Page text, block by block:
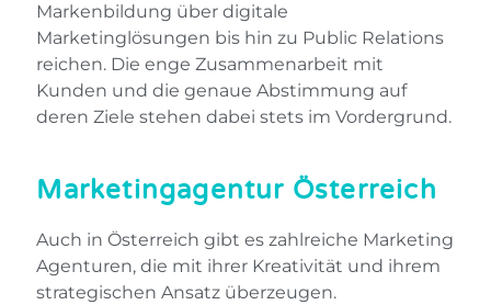
Markenbildung über digitale
Marketinglösungen bis hin zu Public Relations
reichen. Die enge Zusammenarbeit mit
Kunden und die genaue Abstimmung auf
deren Ziele stehen dabei stets im Vordergrund.
Marketingagentur Österreich
Auch in Österreich gibt es zahlreiche Marketing
Agenturen, die mit ihrer Kreativität und ihrem
strategischen Ansatz überzeugen.